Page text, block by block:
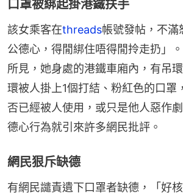
口罩被綁起掛港鐵扶手
該女乘客在threads帳號發帖，不滿
公德心，得閒綁住唔得閒拎走扔」
所見，她身處的港鐵車廂內，有吊
環被人掛上1個打結、粉紅色的口罩
否已經被人使用，或只是他人惡作
德心行為就引來許多網民批評。
網民狠斥缺德
有網民譴責遺下口罩者缺德，「好